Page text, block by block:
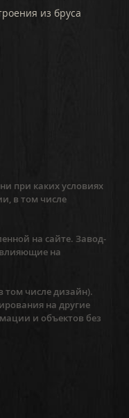
из бруса
при каких условиях
в том числе
на сайте. Завод-
влияющие на
том числе дизайн).
на другие
и объектов без